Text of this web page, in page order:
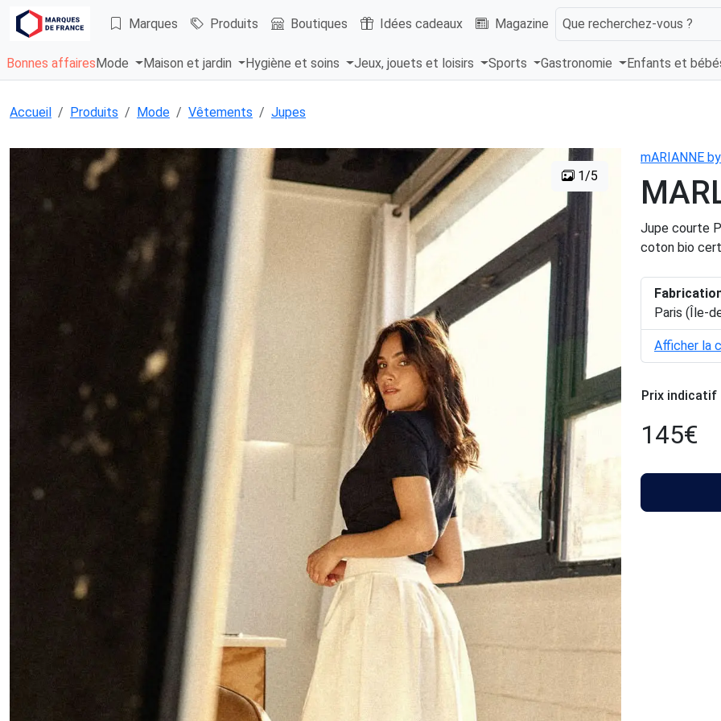
Marques Produits Boutiques Idées cadeaux Magazine Que recherchez-vous ?
Bonnes affaires Mode Maison et jardin Hygiène et soins Jeux, jouets et loisirs Sports Gastronomie Enfants et
Accueil Produits Mode Vêtements Jupes
1/5
mARIANNE
Jupe courte
coton bio
Paris (Île-
Afficher la
Prix indicatif
145€